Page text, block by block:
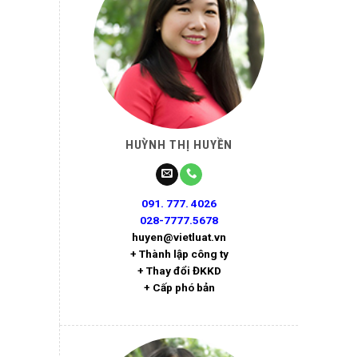
HUỲNH THỊ HUYỀN
091. 777. 4026
028-7777.5678
huyen@vietluat.vn
+ Thành lập công ty
+ Thay đổi ĐKKD
+ Cấp phó bản